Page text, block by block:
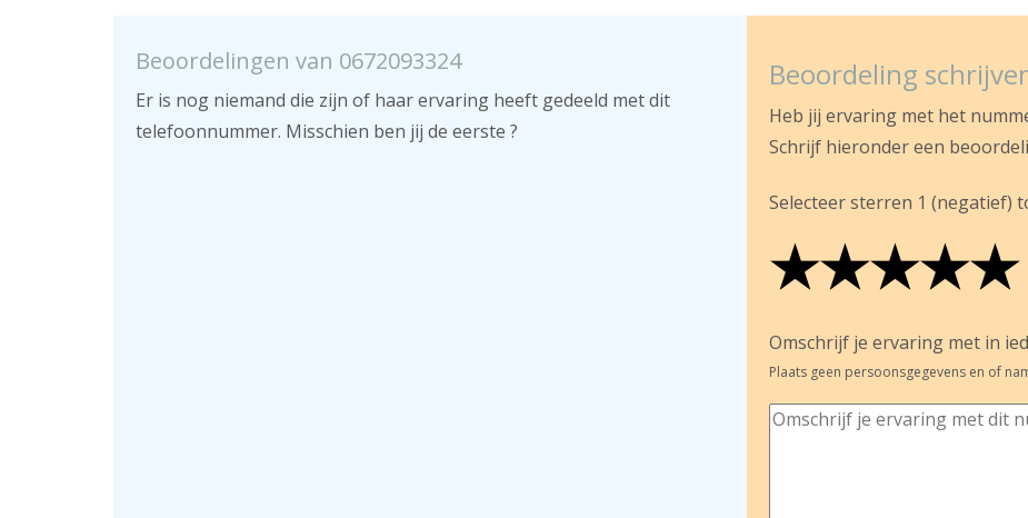
Beoordelingen van 0672093324
Er is nog niemand die zijn of haar ervaring heeft gedeeld met dit
telefoonnummer. Misschien ben jij de eerste ?
Beoordeling
Heb jij ervaring met het
Schrijf hieronder een
Selecteer sterren 1 (negatief)
★
★★
★★★
★★★★
★★★★★
Omschrijf je ervaring met in
Plaats geen persoonsgegevens en of